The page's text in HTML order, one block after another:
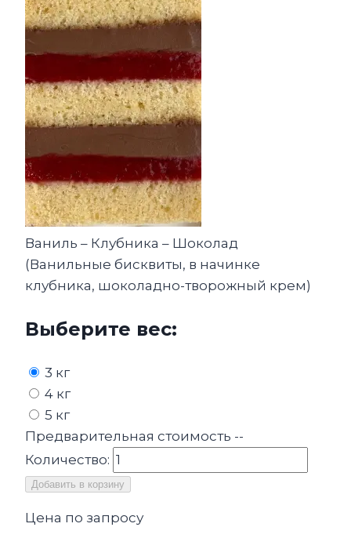
Ваниль – Клубника – Шоколад
(Ванильные бисквиты, в начинке
клубника, шоколадно-творожный крем)
Выберите вес:
3 кг
4 кг
5 кг
Предварительная стоимость --
Количество:
Добавить в корзину
Цена по запросу